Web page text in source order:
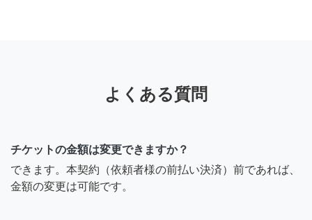
よくある質問
チケットの金額は変更できますか？
できます。本契約（依頼者様の前払い決済）前であれば、
金額の変更は可能です。